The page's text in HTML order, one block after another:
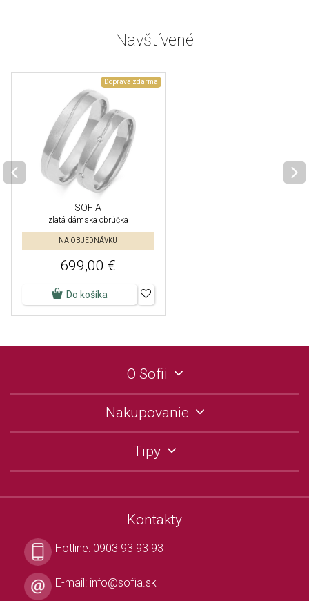
Navštívené
Doprava zdarma
SOFIA
zlatá dámska obrúčka
NA OBJEDNÁVKU
699,00 €
Do košíka
O Sofii
Nakupovanie
Tipy
Kontakty
Hotline: 0903 93 93 93
E-mail: info@sofia.sk